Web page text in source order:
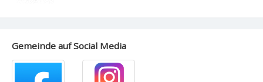
Gemeinde auf Social Media